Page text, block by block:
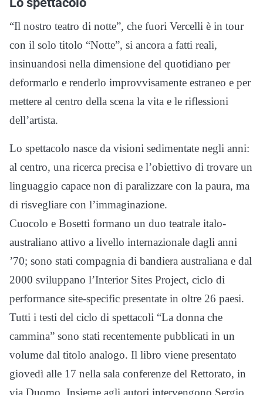
“Il nostro teatro di notte”, che fuori Vercelli è in tour
con il solo titolo “Notte”, si ancora a fatti reali,
insinuandosi nella dimensione del quotidiano per
deformarlo e renderlo improvvisamente estraneo e per
mettere al centro della scena la vita e le riflessioni
dell’artista.
Lo spettacolo nasce da visioni sedimentate negli anni:
al centro, una ricerca precisa e l’obiettivo di trovare un
linguaggio capace non di paralizzare con la paura, ma
di risvegliare con l’immaginazione.
Cuocolo e Bosetti formano un duo teatrale italo-
australiano attivo a livello internazionale dagli anni
’70; sono stati compagnia di bandiera australiana e dal
2000 sviluppano l’Interior Sites Project, ciclo di
performance site-specific presentate in oltre 26 paesi.
Tutti i testi del ciclo di spettacoli “La donna che
cammina” sono stati recentemente pubblicati in un
volume dal titolo analogo. Il libro viene presentato
giovedì alle 17 nella sala conferenze del Rettorato, in
via Duomo. Insieme agli autori intervengono Sergio